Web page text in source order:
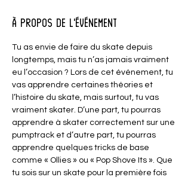
À propos de l'événement
Tu as envie de faire du skate depuis
longtemps, mais tu n’as jamais vraiment
eu l’occasion ? Lors de cet événement, tu
vas apprendre certaines théories et
l’histoire du skate, mais surtout, tu vas
vraiment skater. D’une part, tu pourras
apprendre à skater correctement sur une
pumptrack et d’autre part, tu pourras
apprendre quelques tricks de base
comme « Ollies » ou « Pop Shove Its ». Que
tu sois sur un skate pour la première fois